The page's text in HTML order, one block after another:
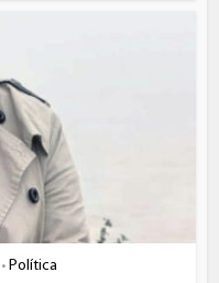
• Política